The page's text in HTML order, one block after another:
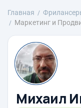
Главная
Маркетинг и
Михаил